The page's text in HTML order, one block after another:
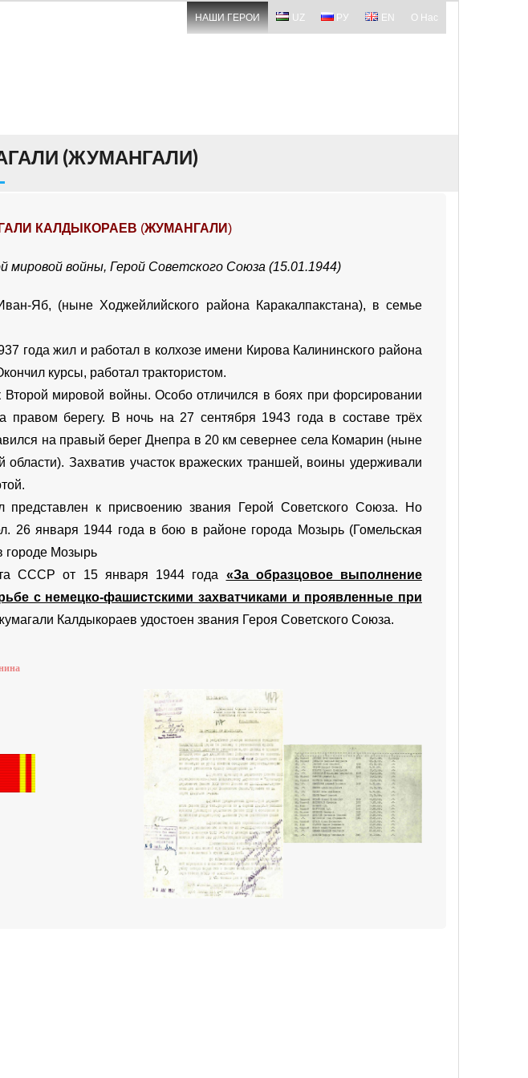
НАШИ ГЕРОИ UZ РУ EN О Нас
(ЖУМАНГАЛИ)
КАЛДЫКОРАЕВ (ЖУМАНГАЛИ)
мировой войны, Герой Советского Союза (15.01.1944)
Яб, (ныне Ходжейлийского района Каракалпакстана), в семье
года жил и работал в колхозеимени Кирова Калининского района
курсы, работал трактористом.
Второй мировой войны. Особо отличился в боях прифорсировании
правом берегу. В ночь на 27 сентября 1943 года в составе трёх
на правый берег Днепра в 20 км севернее села Комарин (ныне
области). Захватив участок вражеских траншей, воины удерживали
к присвоению звания Герой Советского Союза. Но
26 января 1944 года в бою в районе города Мозырь(Гомельская
городе Мозырь
СССР от 15 января 1944 года
«За образцовое выполнение
с немецко-фашистскими захватчиками и проявленные при
Калдыкораев удостоен звания Героя Советского Союза.